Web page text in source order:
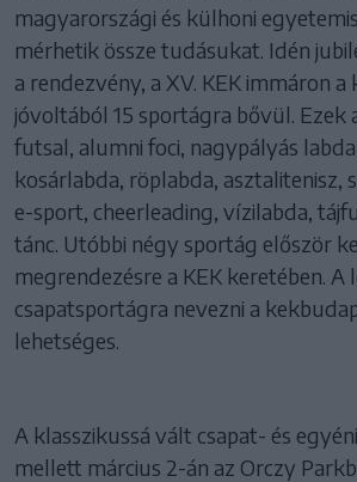
magyarországi és külhoni
mérhetik össze tudásukat. Idén
a rendezvény, a XV. KEK immáron a
jóvoltából 15 sportágra bővül. Ezek
futsal, alumni foci, nagypályás
kosárlabda, röplabda, asztalitenisz,
e-sport, cheerleading, vízilabda,
tánc. Utóbbi négy sportág először
megrendezésre a KEK keretében. A
csapatsportágra nevezni a
lehetséges.
A klasszikussá vált csapat- és
mellett március 2-án az Orczy